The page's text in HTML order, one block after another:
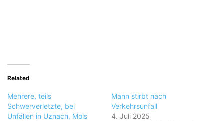
Related
Mehrere, teils
Schwerverletzte, bei
Unfällen in Uznach, Mols
Mann stirbt nach
Verkehrsunfall
4. Juli 2025